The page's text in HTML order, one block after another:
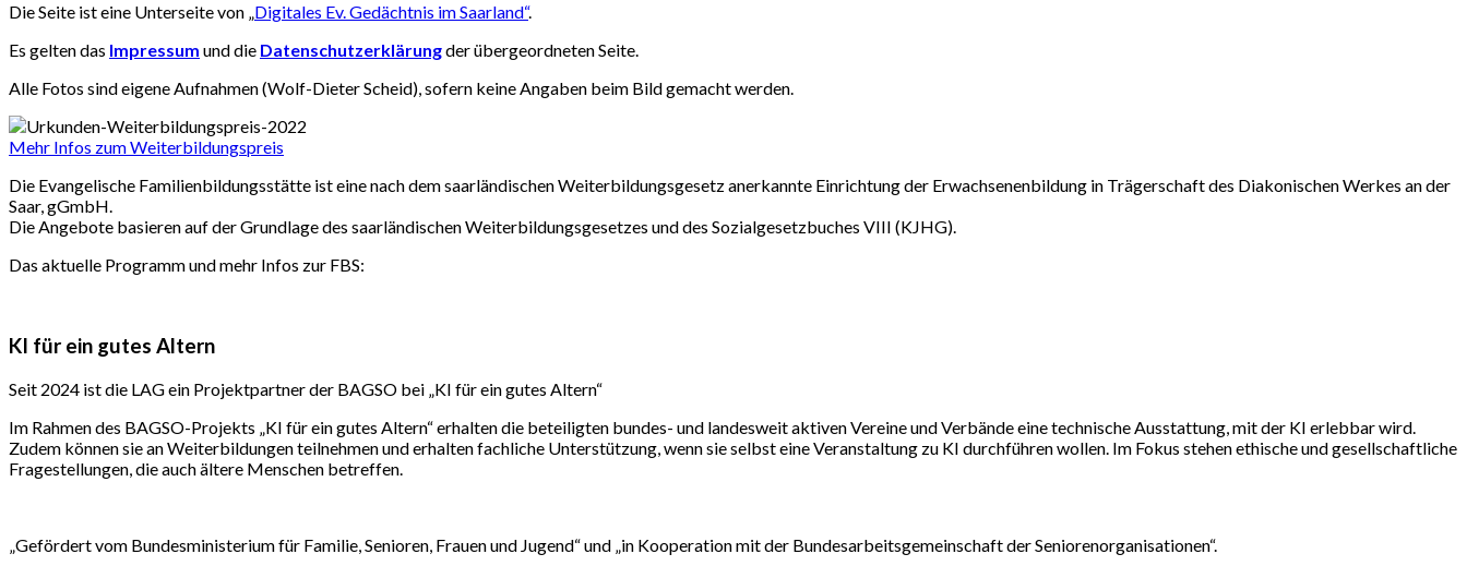
Die Seite ist eine Unterseite von „Digitales Ev. Gedächtnis im Saarland“.
Es gelten das Impressum und die Datenschutzerklärungder übergeordneten Seite.
Alle Fotos sind eigene Aufnahmen (Wolf-Dieter Scheid), sofern keine Angaben beim Bild gemacht werden.
Mehr Infos zum Weiterbildungspreis
Die Evangelische Familienbildungsstätte ist eine nach dem saarländischen Weiterbildungsgesetz anerkannte Einrichtung der Erwachsenenbildung in Trägerschaft des Diakonischen Werkes an der
Saar, gGmbH.
Die Angebote basieren auf der Grundlage des saarländischen Weiterbildungsgesetzes und des Sozialgesetzbuches VIII (KJHG).
Das aktuelle Programm und mehr Infos zur FBS:
KI für ein gutes Altern
Seit 2024 ist die LAG ein Projektpartner der BAGSO bei „KI für ein gutes Altern“
Im Rahmen des BAGSO-Projekts „KI für ein gutes Altern“ erhalten die beteiligten bundes- und landesweit aktiven Vereine und Verbände eine technische Ausstattung, mit der KI erlebbar wird.
Zudem können sie an Weiterbildungen teilnehmen und erhalten fachliche Unterstützung, wenn sie selbst eine Veranstaltung zu KI durchführen wollen. Im Fokus stehen ethische und gesellschaftliche
Fragestellungen, die auch ältere Menschen betreffen.
„Gefördert vom Bundesministerium für Familie, Senioren, Frauen und Jugend“ und „in Kooperation mit der Bundesarbeitsgemeinschaft der Seniorenorganisationen“.